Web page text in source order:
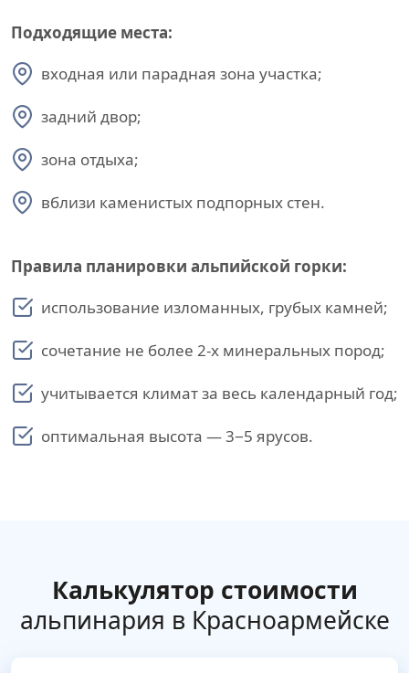
Подходящие места:
входная или парадная зона участка;
задний двор;
зона отдыха;
вблизи каменистых подпорных стен.
Правила планировки альпийской горки:
использование изломанных, грубых камней;
сочетание не более 2-х минеральных пород;
учитывается климат за весь календарный год;
оптимальная высота — 3−5 ярусов.
Калькулятор стоимости
альпинария в Красноармейске